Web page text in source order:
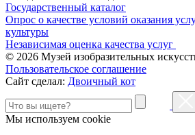
Государственный каталог
Опрос о качестве условий оказания
культуры
Независимая оценка качества услуг
© 2026 Музей изобразительных
Пользовательское соглашение
Сайт сделал: Двоичный кот
Мы используем cookie